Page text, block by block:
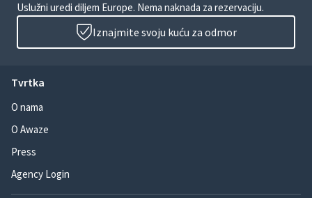
Uslužni uredi diljem Europe. Nema naknada za rezervaciju.
Iznajmite svoju kuću za odmor
Tvrtka
O nama
O Awaze
Press
Agency Login